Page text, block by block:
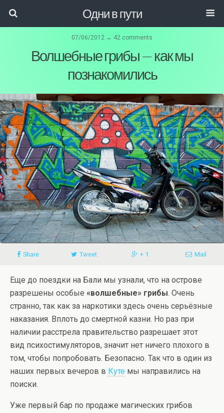
Одни в пути
07/06/2012 ↔ 42 comments
Волшебные грибы — как мы
познакомились
Share Tweet + 1 Mail
Еще до поездки на Бали мы узнали, что на острове
разрешены особые «волшебные» грибы. Очень
странно, так как за наркотики здесь очень серьёзные
наказания. Вплоть до смертной казни. Но раз при
наличии расстрела правительство разрешает этот
вид психостимуляторов, значит нет ничего плохого в
том, чтобы попробовать. Безопасно. Так что в один из
наших первых вечеров в Куте мы направились на
поиски.
Уже первый бар по продаже магических грибов